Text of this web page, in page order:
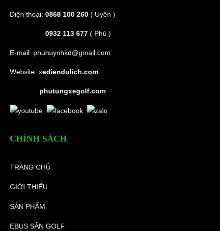
Điện thoại: 0868 100 260 ( Uyên )
0932 113 677 ( Phú )
E-mail: phuhuynhkd@gmail.com
Website: xediendulich.com
phutungxegolf.com
CHÍNH SÁCH
TRANG CHỦ
GIỚI THIỆU
SẢN PHẨM
EBUS SÂN GOLF